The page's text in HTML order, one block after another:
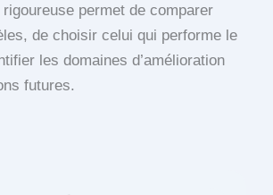
permet de comparer
de choisir celui qui performe le
les domaines d’amélioration
futures.